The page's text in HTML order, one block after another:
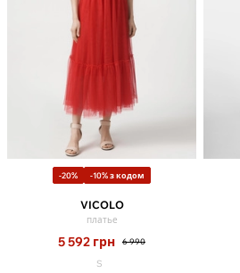
-20% -10% з кодом
VICOLO
платье
5 592 грн 6 990
S